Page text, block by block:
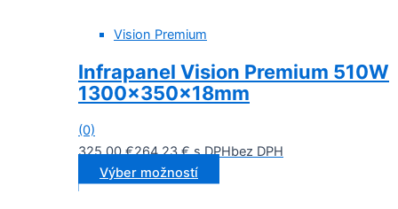
Vision Premium
Infrapanel Vision Premium 510W
1300x350x18mm
(0)
325,00€264,23€ s DPHbez DPH
Výber možností